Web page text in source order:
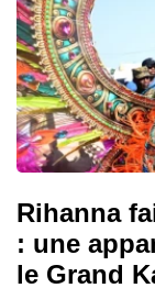
Rihanna
: une
le Grand